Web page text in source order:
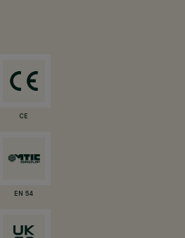
CE
EN 54